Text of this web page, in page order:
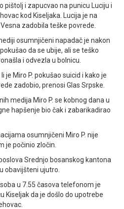
i zapucvao na punicu Luciju i
kod Kiseljaka. Lucija je na
zadobila teške povrede.
osumnjičeni napadač je nakon
da se ubije, ali se teško
i odvezla u bolnicu.
je Miro P. pokušao suicid i kako je
zadobio, prenosi Glas Srpske.
medija Miro P. se kobnog dana u
hapšenje bio čak i zabarikadirao
osumnjičeni Miro P. nije
je počinio zločin.
Srednjo bosanskog kantona
obavijšteni ujutro.
u 7.55 časova telefonom je
Kiseljak da je došlo do upotrebe